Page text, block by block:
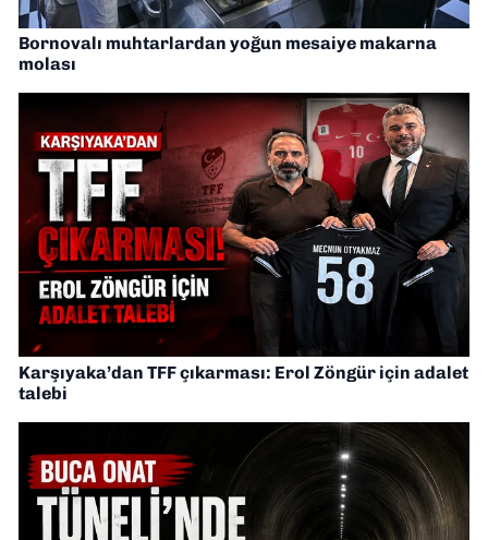
Bornovalı muhtarlardan yoğun mesaiye makarna
molası
Karşıyaka’dan TFF çıkarması: Erol Zöngür için adalet
talebi